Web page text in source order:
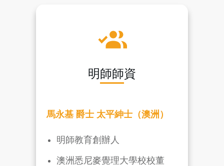
明師師資
馬永基 爵士 太平紳士（澳洲）
明師教育創辦人
澳洲悉尼麥覺理大學校校董